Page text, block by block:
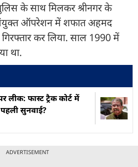
के साथ मिलकर श्रीनगर के
ऑपरेशन में शफात अहमद
कर लिया. साल 1990 में
था.
लीक: फास्ट ट्रैक कोर्ट में
सुनवाई?
ADVERTISEMENT